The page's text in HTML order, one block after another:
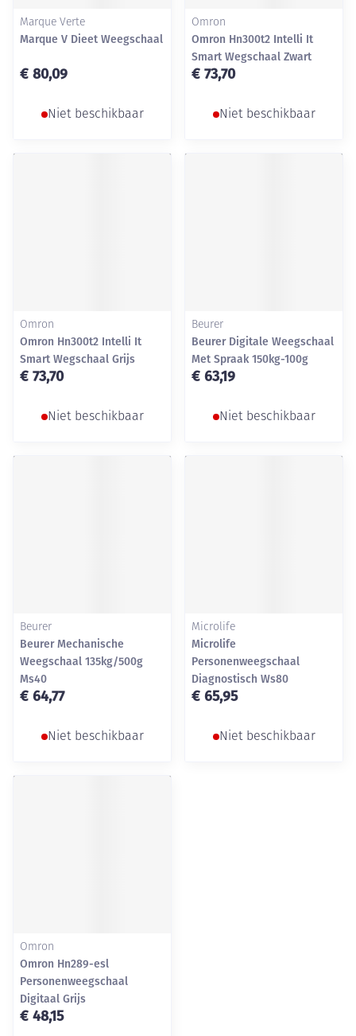
Marque Verte
Marque V Dieet Weegschaal
€ 80,09
Niet beschikbaar
Omron
Omron Hn300t2 Intelli It
Smart Wegschaal Zwart
€ 73,70
Niet beschikbaar
Omron
Omron Hn300t2 Intelli It
Smart Wegschaal Grijs
€ 73,70
Niet beschikbaar
Beurer
Beurer Digitale Weegschaal
Met Spraak 150kg-100g
€ 63,19
Niet beschikbaar
Beurer
Beurer Mechanische
Weegschaal 135kg/500g
Ms40
€ 64,77
Niet beschikbaar
Microlife
Microlife
Personenweegschaal
Diagnostisch Ws80
€ 65,95
Niet beschikbaar
Omron
Omron Hn289-esl
Personenweegschaal
Digitaal Grijs
€ 48,15